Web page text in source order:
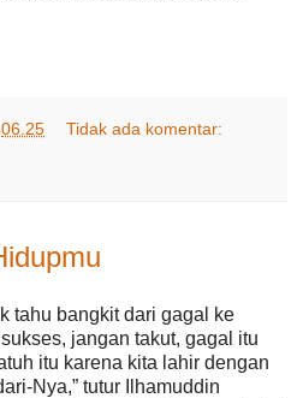
06.25 Tidak ada komentar:
tahu bangkit dari gagal ke
jangan takut, gagal itu
itu karena kita lahir dengan
Nya,” tutur Ilhamuddin